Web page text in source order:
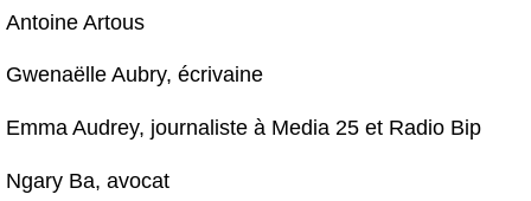
Antoine Artous
Gwenaëlle Aubry, écrivaine
Emma Audrey, journaliste à Media 25 et Radio Bip
Ngary Ba, avocat